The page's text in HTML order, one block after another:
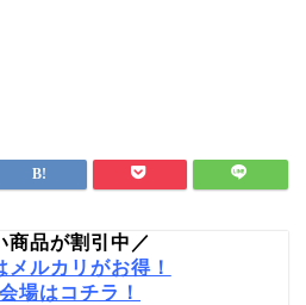
商品が割引中／
メルカリがお得！
場はコチラ！